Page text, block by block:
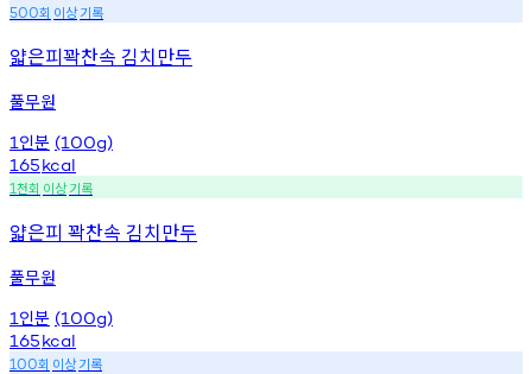
500회 이상기록
얇은피꽉찬속 김치만두
풀무원
1 인분 (100g)
165kcal
1천회 이상기록
얇은피 꽉찬속 김치만두
풀무원
1 인분 (100g)
165kcal
100회 이상기록